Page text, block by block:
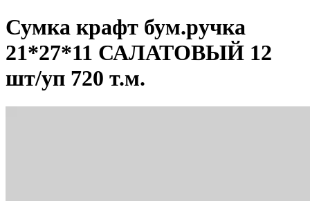
Сумка крафт бум.ручка
21*27*11 САЛАТОВЫЙ 12
шт/уп 720 т.м.